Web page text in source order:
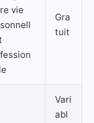
vie
Gra
tuit
Vari
abl